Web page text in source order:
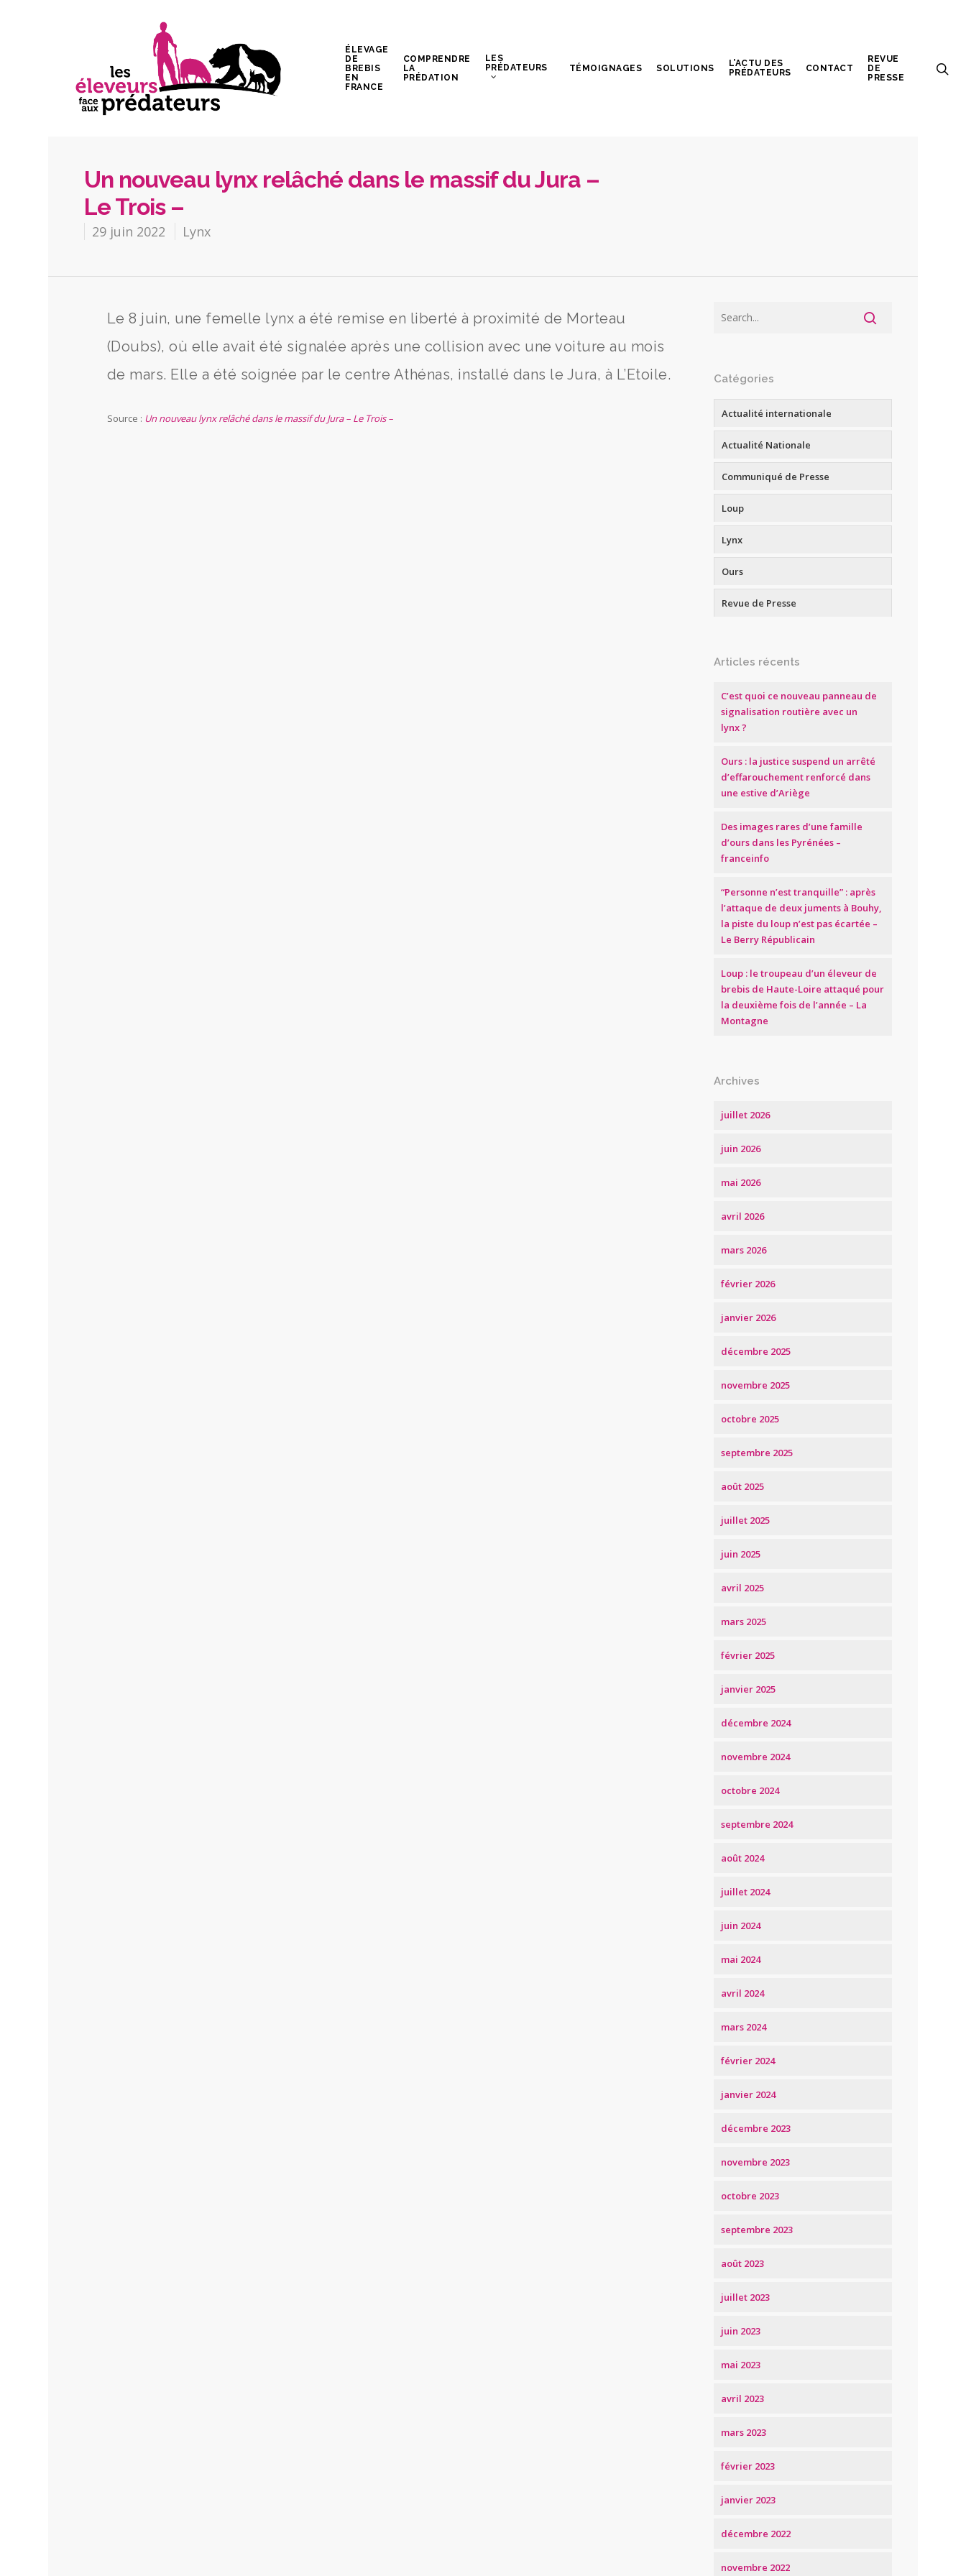
ÉLEVAGE
DE
BREBIS
EN
FRANCE
COMPRENDRE
LA
PRÉDATION
LES
PRÉDATEURS
TÉMOIGNAGES SOLUTIONS
L’ACTU DES
PRÉDATEURS
CONTACT
REVUE
DE
PRESSE
Un nouveau lynx relâché dans le massif du Jura –
Le Trois –
29 juin 2022 Lynx
Le 8 juin, une femelle lynx a été remise en liberté à proximité de Morteau
(Doubs), où elle avait été signalée après une collision avec une voiture au mois
de mars. Elle a été soignée par le centre Athénas, installé dans le Jura, à L’Etoile.
Source : Un nouveau lynx relâché dans le massif du Jura – Le Trois –
Catégories
Actualité internationale
Actualité Nationale
Communiqué de Presse
Loup
Lynx
Ours
Revue de Presse
Articles récents
C’est quoi ce nouveau panneau de
signalisation routière avec un
lynx ?
Ours : la justice suspend un arrêté
d’effarouchement renforcé dans
une estive d’Ariège
Des images rares d’une famille
d’ours dans les Pyrénées –
franceinfo
“Personne n’est tranquille” : après
l’attaque de deux juments à Bouhy,
la piste du loup n’est pas écartée –
Le Berry Républicain
Loup : le troupeau d’un éleveur de
brebis de Haute-Loire attaqué pour
la deuxième fois de l’année – La
Montagne
Archives
juillet 2026
juin 2026
mai 2026
avril 2026
mars 2026
février 2026
janvier 2026
décembre 2025
novembre 2025
octobre 2025
septembre 2025
août 2025
juillet 2025
juin 2025
avril 2025
mars 2025
février 2025
janvier 2025
décembre 2024
novembre 2024
octobre 2024
septembre 2024
août 2024
juillet 2024
juin 2024
mai 2024
avril 2024
mars 2024
février 2024
janvier 2024
décembre 2023
novembre 2023
octobre 2023
septembre 2023
août 2023
juillet 2023
juin 2023
mai 2023
avril 2023
mars 2023
février 2023
janvier 2023
décembre 2022
novembre 2022